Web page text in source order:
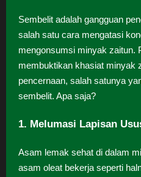
Sembelit adalah gangguan
salah satu cara mengatasi
mengonsumsi minyak zaitun.
membuktikan khasiat minyak
pencernaan, salah satunya
sembelit. Apa saja?
1. Melumasi Lapisan
Asam lemak sehat di dalam
asam oleat bekerja seperti